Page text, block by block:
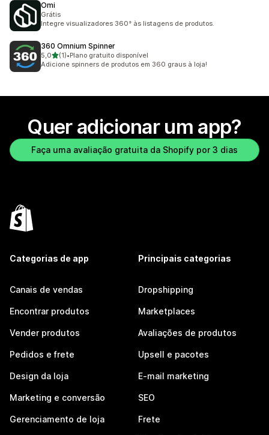
Omi
Grátis
Integre visualizadores 360° às listagens de produtos.
360 Omnium Spinner
5,0de 5 estrelas
(1)
1 avaliações ao todo
•Plano gratuito disponível
Adicione spinners de produtos em 360 graus à loja!
Quer adicionar um app?
Faça uma avaliação gratuita da Shopify por 3 dias
Categorias de app
Canais de vendas
Encontrar produtos
Vender produtos
Pedidos e frete
Design da loja
Marketing e conversão
Gerenciamento de loja
Principais categorias
Dropshipping
Marketplaces
Avaliações de produtos
Upsell e pacotes
E-mail marketing
SEO
Frete